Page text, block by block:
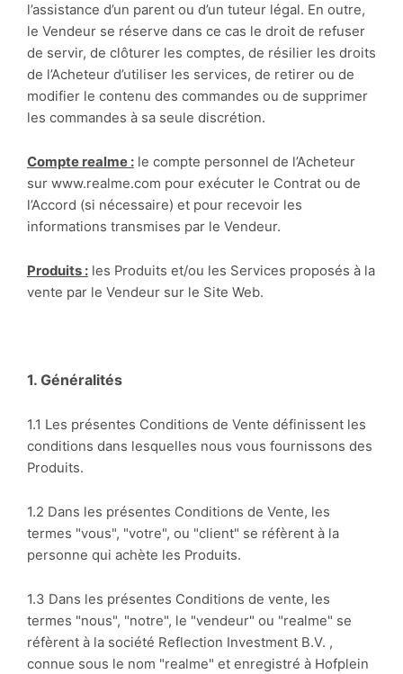
l’assistance d’un parent ou d’un tuteur légal. En outre,
le Vendeur se réserve dans ce cas le droit de refuser
de servir, de clôturer les comptes, de résilier les droits
de l’Acheteur d’utiliser les services, de retirer ou de
modifier le contenu des commandes ou de supprimer
les commandes à sa seule discrétion.
Compte realme :le compte personnel de l’Acheteur
sur www.realme.com pour exécuter le Contrat ou de
l’Accord (si nécessaire) et pour recevoir les
informations transmises par le Vendeur.
Produits :les Produits et/ou les Services proposés à la
vente par le Vendeur sur le Site Web.
1. Généralités
1.1 Les présentes Conditions de Vente définissent les
conditions dans lesquelles nous vous fournissons des
Produits.
1.2 Dans les présentes Conditions de Vente, les
termes "vous", "votre", ou "client" se réfèrent à la
personne qui achète les Produits.
1.3 Dans les présentes Conditions de vente, les
termes "nous", "notre", le "vendeur" ou "realme" se
réfèrent à la société Reflection Investment B.V. ,
connue sous le nom "realme" et enregistré à Hofplein